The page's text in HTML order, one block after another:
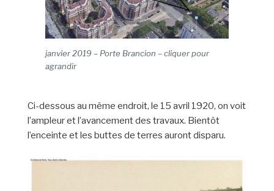
janvier 2019 – Porte Brancion – cliquer pour
agrandir
Ci-dessous au même endroit, le 15 avril 1920, on voit
l’ampleur et l’avancement des travaux. Bientôt
l’enceinte et les buttes de terres auront disparu.